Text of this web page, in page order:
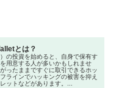
とは？
の投資を始めると、自身で保有す
用意する人が多いかもしれませ
ったままですぐに取引できるホッ
ラインでハッキングの被害を抑え
ットなどがあります。...